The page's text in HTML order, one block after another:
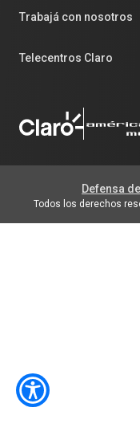
Trabajá con nosotros
Telecentros Claro
Todos los derechos
Defensa